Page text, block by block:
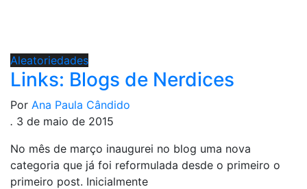
Aleatoriedades
Links: Blogs de Nerdices
Por Ana Paula Cândido
. 3 de maio de 2015
No mês de março inaugurei no blog uma nova
categoria que já foi reformulada desde o primeiro o
primeiro post. Inicialmente